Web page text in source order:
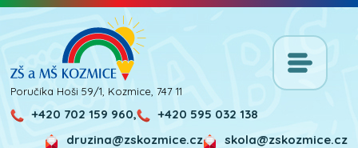
Poručíka Hoši 59/1, Kozmice, 747 11
+420 702 159 960,
+420 595 032 138
skola@zskozmice.cz
druzina@zskozmice.cz